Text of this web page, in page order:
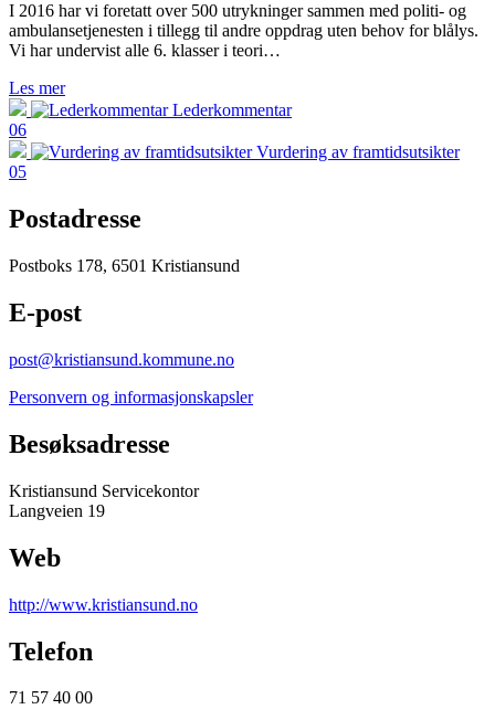
I 2016 har vi foretatt over 500 utrykninger sammen med politi- og
ambulansetjenesten i tillegg til andre oppdrag uten behov for blålys.
Vi har undervist alle 6. klasser i teori…
Les mer
Lederkommentar
06
Vurdering av framtidsutsikter
05
Postadresse
Postboks 178, 6501 Kristiansund
E-post
post@kristiansund.kommune.no
Personvern og informasjonskapsler
Besøksadresse
Kristiansund Servicekontor
Langveien 19
Web
http://www.kristiansund.no
Telefon
71 57 40 00